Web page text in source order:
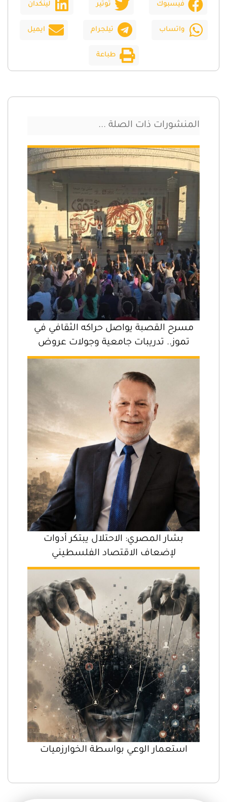
فيسبوك توتير لينكدان
واتساب تيلجرام ايميل
طباعة
المنشورات ذات الصلة ...
مسرح القصبة يواصل حراكه الثقافي في
تموز.. تدريبات جامعية وجولات عروض
بشار المصري: الاحتلال يبتكر أدوات
لإضعاف الاقتصاد الفلسطيني
استعمار الوعي بواسطة الخوارزميات